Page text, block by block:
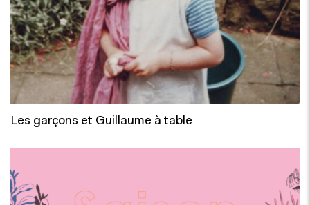
Les garçons et Guillaume à table